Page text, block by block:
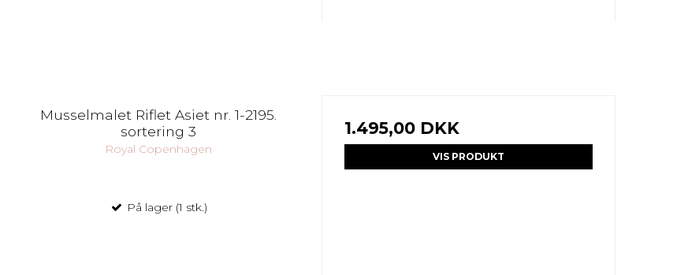
Musselmalet Riflet Asiet nr. 1-2195.
sortering 3
Royal Copenhagen
På lager (1 stk.)
1.495,00 DKK
VIS PRODUKT